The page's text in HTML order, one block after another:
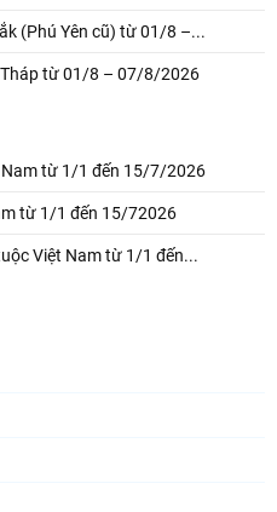
(Phú Yên cũ) từ 01/8 –...
từ 01/8 – 07/8/2026
từ 1/1 đến 15/7/2026
từ 1/1 đến 15/72026
Việt Nam từ 1/1 đến...